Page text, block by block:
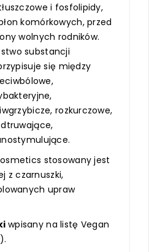
i fosfolipidy,
komórkowych, przed
wolnych rodników.
substancji
się między
rozkurczowe,
stosowany jest
z czarnuszki,
upraw
wpisany na listę Vegan